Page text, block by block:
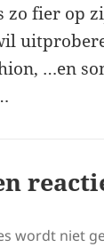
zo fier op
…en
wordt niet